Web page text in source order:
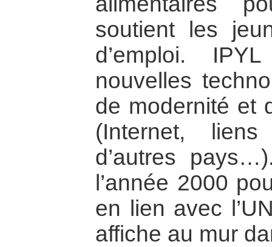
soutient les
d’emploi.
nouvelles
de modernité et
(Internet,
d’autres
l’année 2000
en lien avec
affiche au mur